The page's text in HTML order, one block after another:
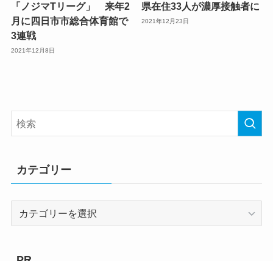
「ノジマTリーグ」 来年2
月に四日市市総合体育館で
3連戦
2021年12月8日
県在住33人が濃厚接触者に
2021年12月23日
カテゴリー